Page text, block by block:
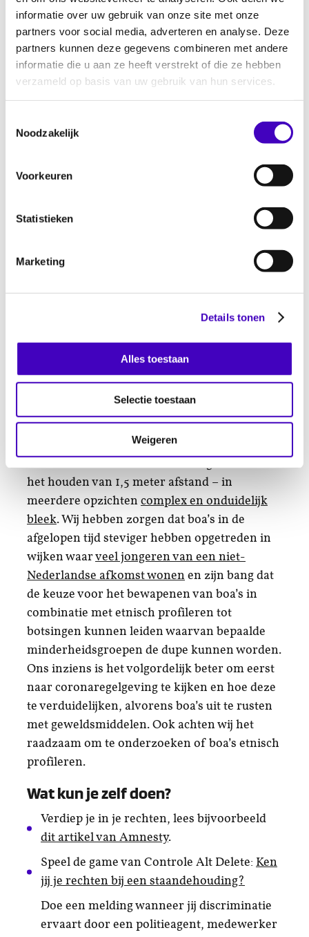
informatie over uw gebruik van onze site met onze
partners voor social media, adverteren en analyse. Deze
partners kunnen deze gegevens combineren met andere
informatie die u aan ze heeft verstrekt of die ze hebben
verzameld op basis van uw gebruik van hun services.
Noodzakelijk
Voorkeuren
Statistieken
Marketing
Details tonen
Alles toestaan
Selectie toestaan
Weigeren
nieuwe Ambtsinstructie de mogelijkheden
om geweld in te zetten verder verruimd.
Het is ook zorgelijk dat er agenten en
opsporingsambtenaren bij politiegeweld
minder snel ter verantwoording worden
regelgeving “al meer dan genoeg”
bescherming biedt aan politiemensen, gezien
het feit dat geen enkele dood bij arrestatie in
de afgelopen vier jaar door het Openbaar
Het is ook zorgelijk dat er een nieuwe regeling
opsporingsambtenaren, onder de
bevoegdheid van een burgemeester, meer
de coronacrisis is hun roep om
maken krijgen met agressie. Uiteraard keuren
we agressie tegen boa’s af, maar wij zien ook
dat de regelgeving rondom het tegengaan van
het houden van 1,5 meter afstand – in
meerdere opzichten complex en onduidelijk
bleek. Wij hebben zorgen dat boa’s in de
afgelopen tijd steviger hebben opgetreden in
wijken waarveel jongeren van een niet-
Nederlandse afkomst wonen en zijn bang dat
de keuze voor het bewapenen van boa’s in
combinatie met etnisch profileren tot
botsingen kunnen leiden waarvan bepaalde
minderheidsgroepen de dupe kunnen worden.
Ons inziens is het volgordelijk beter om eerst
naar coronaregelgeving te kijken en hoe deze
te verduidelijken, alvorens boa’s uit te rusten
met geweldsmiddelen. Ook achten wij het
raadzaam om te onderzoeken of boa’s etnisch
profileren.
Wat kun je zelf doen?
Verdiep je in je rechten, lees bijvoorbeeld
dit artikel van Amnesty.
Speel de game van Controle Alt Delete: Ken
jij je rechten bij een staandehouding?
Doe een melding wanneer jij discriminatie
ervaart door een politieagent, medewerker